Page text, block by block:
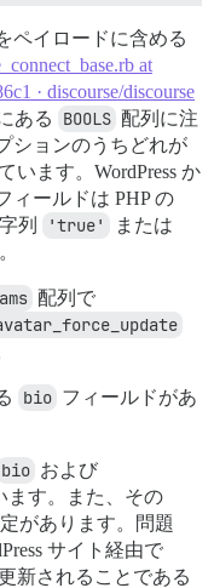
ペイロードに含める
at
· discourse/discourse
ある BOOLS 配列に注
ションのうちどれが
います。WordPress か
ィールドは PHP の
列 'true' または
配列で
bio フィールドがあ
bio および
ます。また、その
定があります。問題
サイト経由で
新されることである